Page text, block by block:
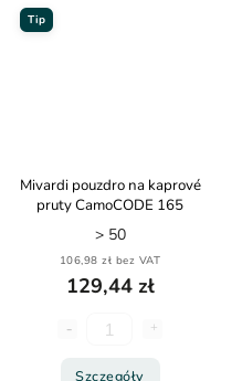
Tip
Mivardi pouzdro na kaprové
pruty CamoCODE 165
> 50
106,98 zł bez VAT
129,44 zł
Szczegóły